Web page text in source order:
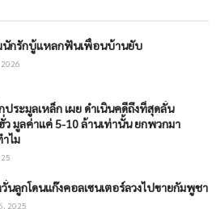
นักรักบู้แหลกฟันเพื่อนบ้านยับ
ประมูลเหล็ก เผย ดำเนินคดีถึงที่สุดลั่น
ว มูลค่าแค่ 5-10 ล้านเท่านั้น ยกพวกมา
ไม
นลูกโดนแก๊งคอลเซนเตอร์ลวงไปขายกัมพูชา
2025